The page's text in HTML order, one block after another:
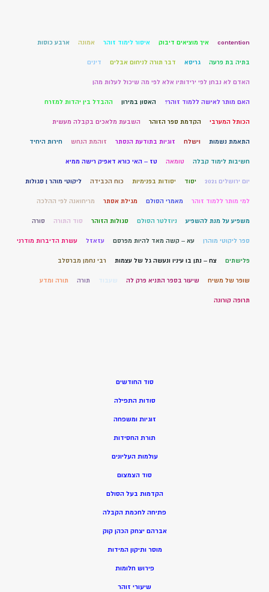
contention איך מוציאים דיבוק איסור לימוד זוהר אמונה ארבע כוסות
בתיה בת פרעה גריסא דבר תורה לניחום אבלים דינים
האדם לא נבחן לפי ירידותיו אלא לפי מה שיכול לעלות מהן
האם מותר לאישה ללמוד זוהר? האסון במירון ההבדל בין יהדות למזרח
הכותל המערבי הקדמת ספר הזוהר השבעת מלאכים בקבלה מעשית
התאמת נשמות וישלח זוגיות בתודעת הנסתר זוהמת הנחש חירות היחיד
חשיבות לימוד קבלה טומאה טז – האי כורא דאפיק רישה ממיא
יום ירושלים 2021 יסוד יסודות בפנימיות כוח הכבידה ליקוטי מוהר ן סגולות
למי מותר ללמוד זוהר מאמרי הסולם מגילת אסתר מריחואנה לפי ההלכה
משפיע על מנת להשפיע ניוזלטר הסולם סגולות הזוהר סוד התורה סורה
ספר ליקוטי מוהרן עא – קשה מאד להיות מפרסם עזאזל עשרת הדיברות מודרני
פלישתים צח – נתן בו עיניו ונעשה גל של עצמות רבי נחמן מברסלב
שופר של משיח שיעור בספר התניא פרק לה שעבוד תורה תורה ומדע
תרופה קורונה
סוד החודשים
סודות התפילה
זוגיות ומשפחה
תורת החסידות
עולמות העליונים
סוד הצמצום
הקדמות בעל הסולם
פתיחה לחכמת הקבלה
אברהם יצחק הכהן קוק
מוסר ותיקון המידות
פירוש חלומות
שיעורי זוהר